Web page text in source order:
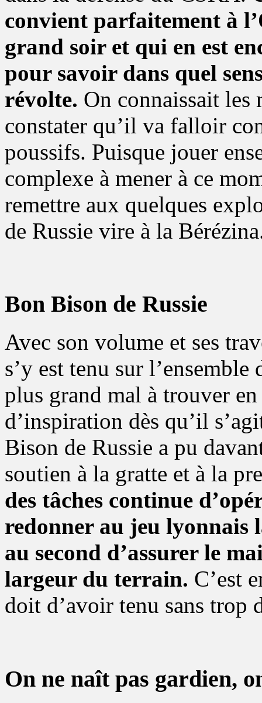
convient parfaitement à
grand soir et qui en est
pour savoir dans quel
révolte. On connaissait les
constater qu’il va falloir
poussifs. Puisque jouer
complexe à mener à ce
remettre aux quelques
de Russie vire à la
Bon Bison de Russie
Avec son volume et ses
s’y est tenu sur
plus grand mal à trouver
d’inspiration dès qu’il
Bison de Russie a pu
soutien à la gratte et à la
des tâches continue
redonner au jeu
au second d’assurer le
largeur du terrain. C’est
doit d’avoir tenu sans trop
On ne naît pas gardien,